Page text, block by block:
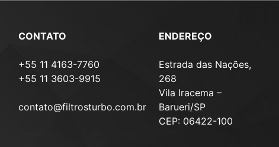
CONTATO
+55 11 4163-7760
+55 11 3603-9915
contato@filtrosturbo.com.br
ENDEREÇO
Estrada das Nações,
268
Vila Iracema –
Barueri/SP
CEP: 06422-100